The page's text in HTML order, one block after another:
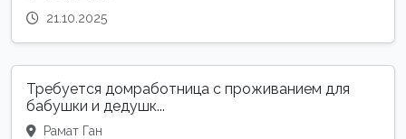
21.10.2025
Требуется домработница с проживанием для
бабушки и дедушк...
Рамат Ган